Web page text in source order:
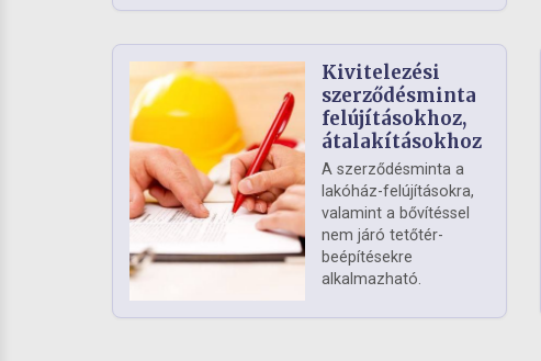
Kivitelezési
szerződésminta
felújításokhoz,
átalakításokhoz
A szerződésminta a
lakóház-felújításokra,
valamint a bővítéssel
nem járó tetőtér-
beépítésekre
alkalmazható.